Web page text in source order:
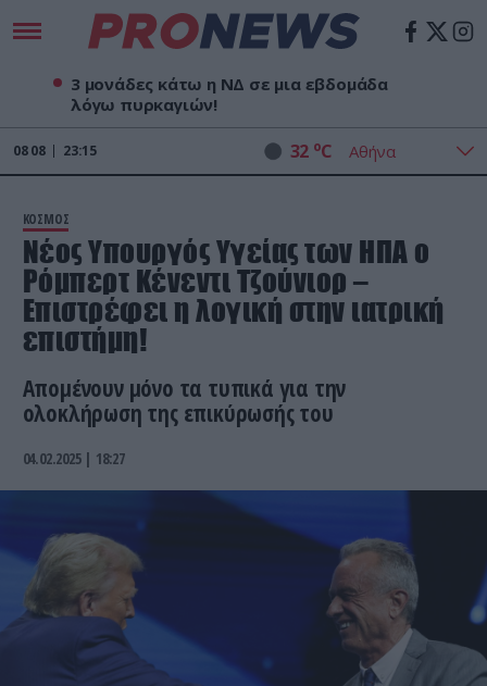
3 μονάδες κάτω η ΝΔ σε μια εβδομάδα
λόγω πυρκαγιών!
08 08 23:15 32 oC
ΚΟΣΜΟΣ
Νέος Υπουργός Υγείας των ΗΠΑ ο
Ρόμπερτ Κένεντι Τζούνιορ –
Επιστρέφει η λογική στην ιατρική
επιστήμη!
Απομένουν μόνο τα τυπικά για την
ολοκλήρωση της επικύρωσής του
04.02.2025 | 18:27